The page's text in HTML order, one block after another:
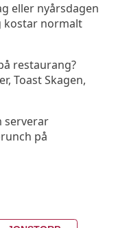
eller nyårsdagen
kostar normalt
restaurang?
Toast Skagen,
serverar
på